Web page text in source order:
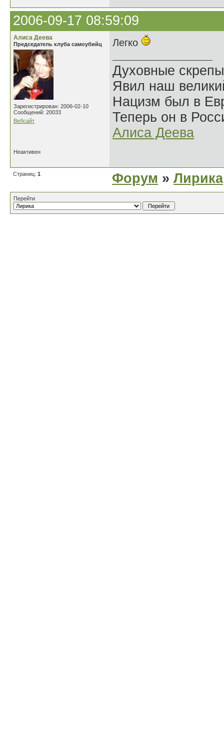
2006-09-17 08:59:09
Алиса Деева
Председатель клуба самоубийц
Зарегистрирован: 2006-02-10
Сообщений: 20033
Вебсайт
Легко
Духовные
Явил наш
Нацизм был в
Теперь он в
Алиса Деева
Неактивен
Страниц: 1 Форум » Лирика
Перейти